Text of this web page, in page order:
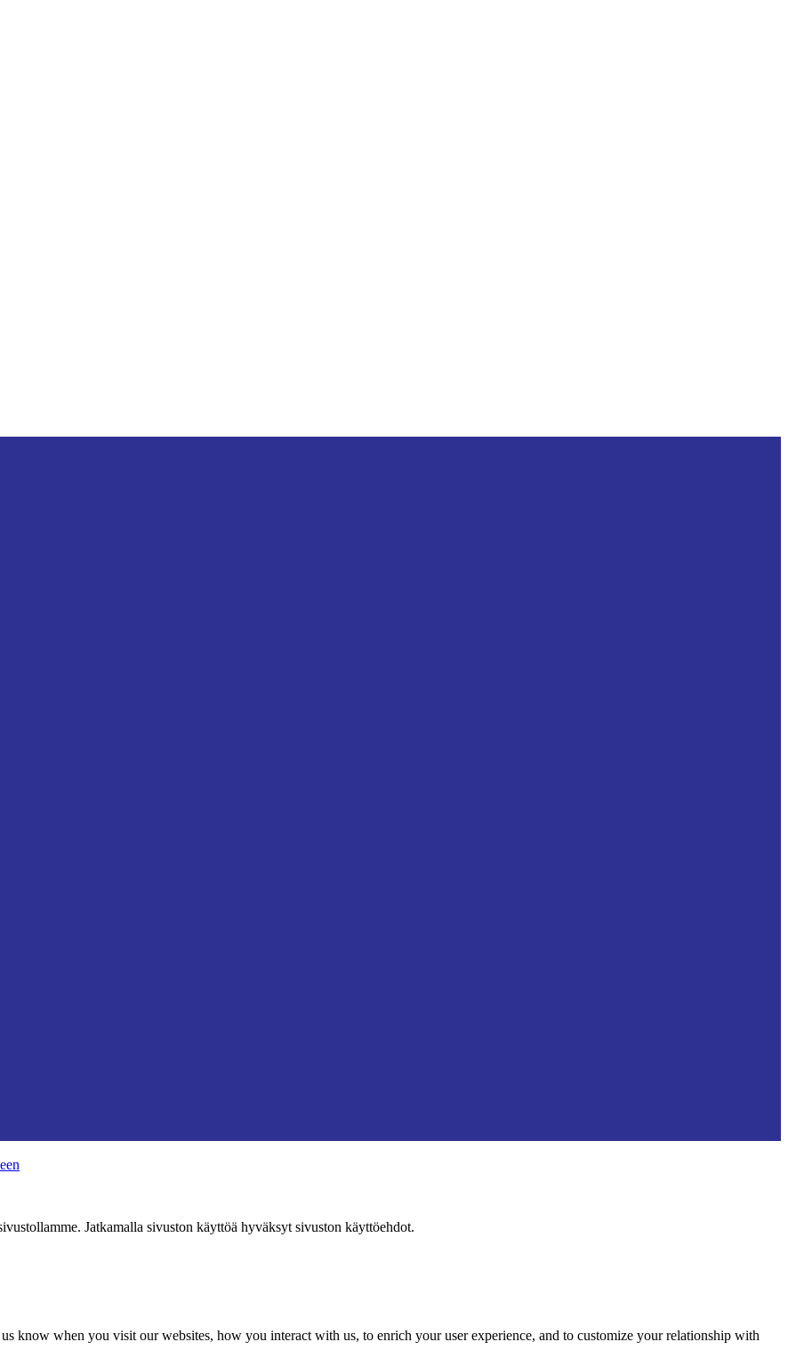
Jatkamalla sivuston käyttöä hyväksyt sivuston käyttöehdot.
know when you visit our websites, how you interact with us, to enrich your user experience, and to customize your relationship with